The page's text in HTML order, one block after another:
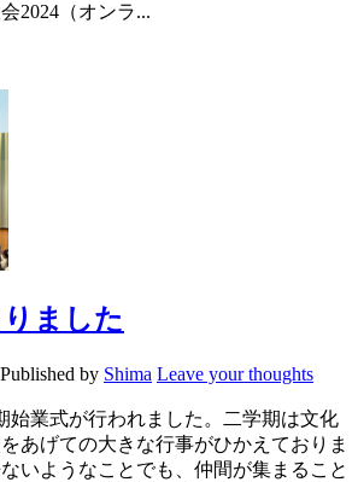
2024（オンラ...
ました
Published by Shima Leave your thoughts
始業式が行われました。二学期は文化
あげての大きな行事がひかえておりま
いようなことでも、仲間が集まること